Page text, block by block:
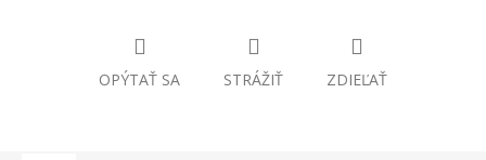
OPÝTAŤ SA STRÁŽIŤ ZDIEĽAŤ